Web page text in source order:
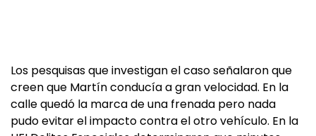
Los pesquisas que investigan el caso señalaron que
creen que Martín conducía a gran velocidad. En la
calle quedó la marca de una frenada pero nada
pudo evitar el impacto contra el otro vehículo. En la